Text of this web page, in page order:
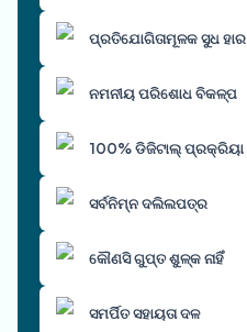
ପ୍ରତିଯୋଗିତାମୂଳକ ସୁଧ ହାର
ନମନୀୟ ପରିଶୋଧ ବିକଳ୍ପ
100% ଡିଜିଟାଲ୍ ପ୍ରକ୍ରିୟା
ସର୍ବନିମ୍ନ ଦଲିଲପତ୍ର
କୌଣସି ଗୁପ୍ତ ଶୁଳ୍କ ନାହିଁ
ସମର୍ପିତ ସହାୟତା ଦଳ